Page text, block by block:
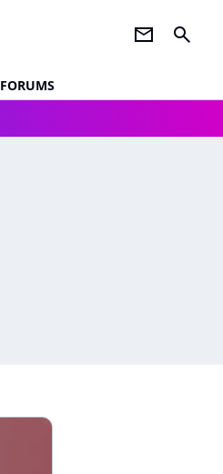
newsletter search
FORUMS